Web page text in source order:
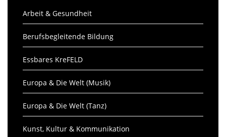
Arbeit & Gesundheit
Berufsbegleitende Bildung
Essbares KreFELD
Europa & Die Welt (Musik)
Europa & Die Welt (Tanz)
Kunst, Kultur & Kommunikation